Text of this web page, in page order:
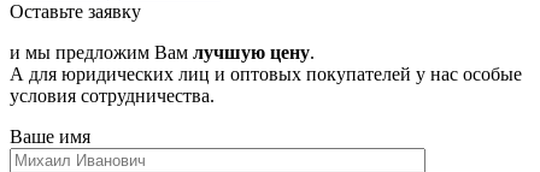
Оставьте заявку
и мы предложим Вам лучшую цену.
А для юридических лиц и оптовых покупателей у нас особые
условия сотрудничества.
Ваше имя